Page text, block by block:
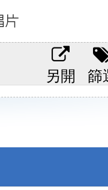
另開 篩